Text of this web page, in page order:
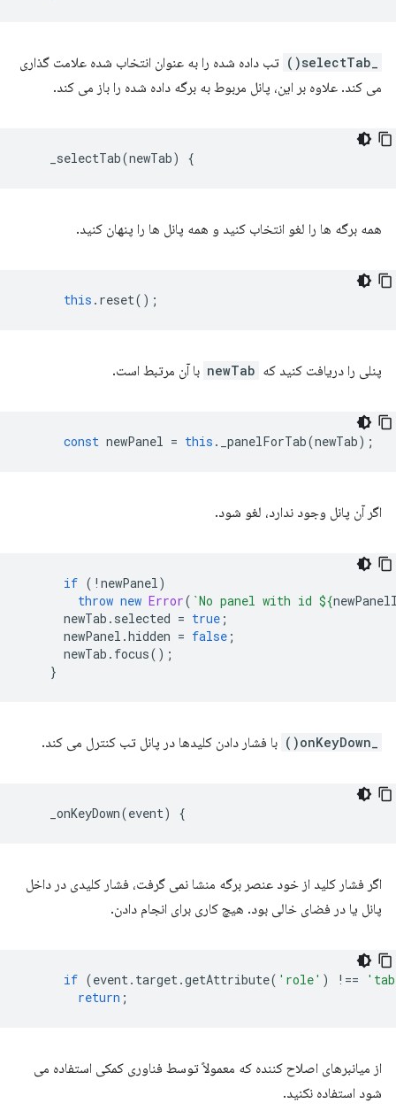
تب داده شده را به عنوان انتخاب شده علامت گذاری
می کند. علاوه بر این، پانل مربوط به برگه داده شده را باز می کند.
_selectTab(newTab) {
همه برگه ها را لغو انتخاب کنید و همه پانل ها را پنهان کنید.
this . reset();
پنلی را دریافت کنید که newTab با آن مرتبط است.
const newPanel = this . _panelForTab(newTab);
اگر آن پانل وجود ندارد، لغو شود.
if ( ! newPanel)
throw new Error( `No panel with id ${
newTab . selected = true ;
newPanel .hidden = false ;
newTab . focus();
}
با فشار دادن کلیدها در پانل تب کنترل می کند.
_onKeyDown(event) {
اگر فشار کلید از خود عنصر برگه منشا نمی گرفت، فشار کلیدی در داخل
پانل یا در فضای خالی بود. هیچ کاری برای انجام دادن.
if (event. target.getAttribute( 'role' ) !==
return ;
از میانبرهای اصلاح کننده که معمولاً توسط فناوری کمکی استفاده می
شود استفاده نکنید.